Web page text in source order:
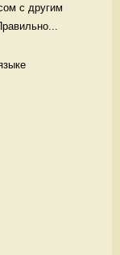
с другим